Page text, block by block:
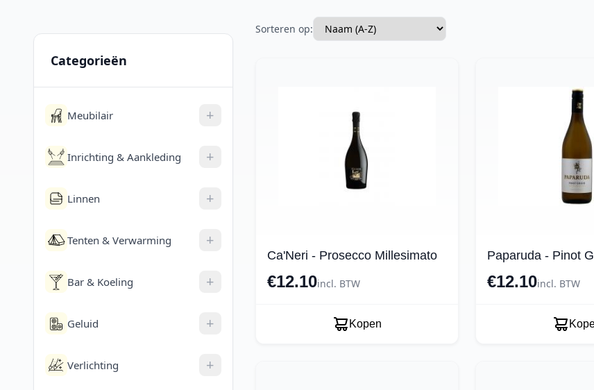
Categorieën
Meubilair +
Inrichting & Aankleding +
Linnen +
Tenten & Verwarming +
Bar & Koeling +
Geluid +
Verlichting +
Sorteren op:
Ca'Neri - Prosecco Millesimato
€12.10incl. BTW
Kopen
Paparuda -
€12.10incl. BTW